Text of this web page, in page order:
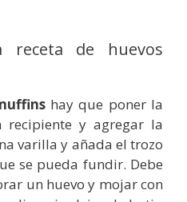
receta de huevos
hay que poner la
recipiente y agregar la
varilla y añada el trozo
se pueda fundir. Debe
un huevo y mojar con